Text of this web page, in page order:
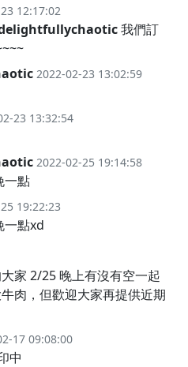
12:17:02
我們訂
2022-02-23 13:02:59
23 13:32:54
2022-02-25 19:14:58
一點
19:22:23
一點xd
家 2/25 晚上有沒有空一起
肉，但歡迎大家再提供近期
17 09:08:00
中